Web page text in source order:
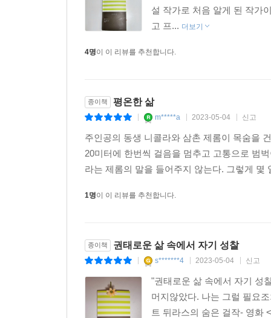
설 작가로 처음 알게 된 작가
고 프... 더보기
4명이 이 리뷰를 추천합니다.
종이책 평온한 삶
m*****a 2023-05-04 신고
주인공의 동생 니콜라와 삼촌 제롬이 목숨을
20미터에 한번씩 걸음을 멈추고 고통으로 범
라는 제롬의 말을 들어주지 않는다. 그렇게
1명이 이 리뷰를 추천합니다.
종이책 권태로운 삶 속에서 자기 성찰
s*******4 2023-05-04 신고
"권태로운 삶 속에서 자기 성
머지않았다. 나는 그럴 필요
트 뒤라스의 숨은 걸작- 영화